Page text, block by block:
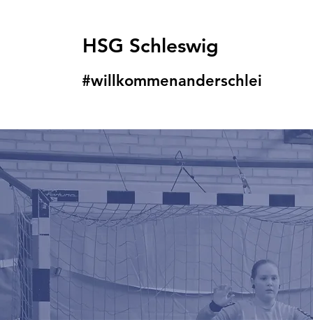
HSG Schleswig
#willkommenanderschlei